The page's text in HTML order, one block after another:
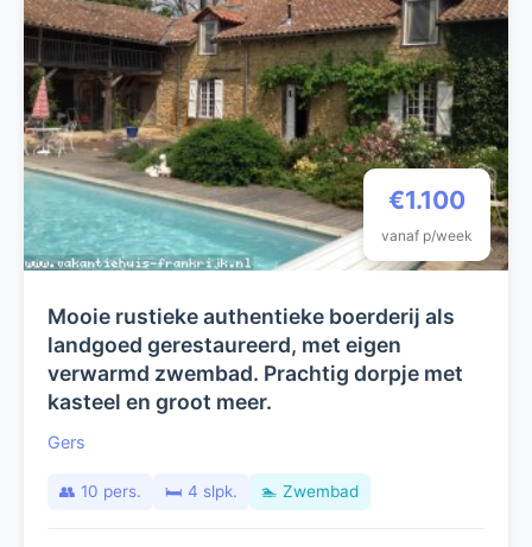
€1.100
vanaf p/week
Mooie rustieke authentieke boerderij als
landgoed gerestaureerd, met eigen
verwarmd zwembad. Prachtig dorpje met
kasteel en groot meer.
Gers
👥 10 pers. 🛏️ 4 slpk. 🏊 Zwembad